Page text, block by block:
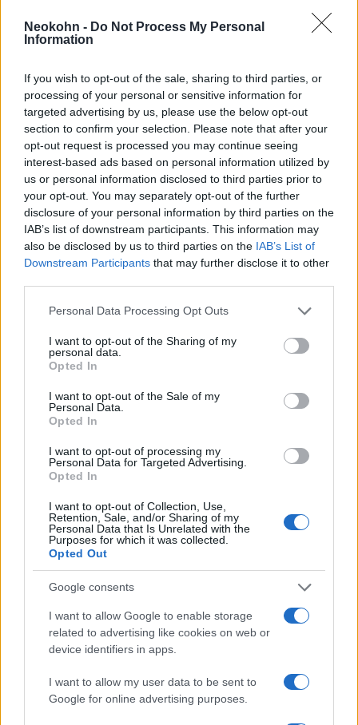
Neokohn - Do Not Process My Personal
Information
If you wish to opt-out of the sale, sharing to third parties, or
processing of your personal or sensitive information for
targeted advertising by us, please use the below opt-out
section to confirm your selection. Please note that after your
opt-out request is processed you may continue seeing
interest-based ads based on personal information utilized by
us or personal information disclosed to third parties prior to
your opt-out. You may separately opt-out of the further
disclosure of your personal information by third parties on the
IAB’s list of downstream participants. This information may
also be disclosed by us to third parties on the IAB’s List of
Downstream Participants that may further disclose it to other
Please note that this website/app uses one or more Google
not limited to your visit or usage behaviour. You may click to
grant or deny consent to Google and its third-party tags to
use your data for below specified purposes in below Google
consent section.
Personal Data Processing Opt Outs
I want to opt-out of the Sharing of my
personal data.
Opted In
I want to opt-out of the Sale of my
Personal Data.
Opted In
I want to opt-out of processing my
Personal Data for Targeted Advertising.
Opted In
I want to opt-out of Collection, Use,
Retention, Sale, and/or Sharing of my
Personal Data that Is Unrelated with the
Purposes for which it was collected.
Opted Out
Google consents
I want to allow Google to enable storage
related to advertising like cookies on web or
device identifiers in apps.
I want to allow my user data to be sent to
Google for online advertising purposes.
– hangsúlyozta Lavrov.
Oroszország Ukrajna miatt zárta ki a
tárgyalások lehetőségét
Azt mondta, Moszkva és Peking
együttműködése szépen alakul, amely nem
egy szövetség,
„de erősebb egy szövetségnél. A
kétoldalú kapcsolatot bizalom-
és tiszteletteljesként jellemezte,
olyannak, amely az érdekek
egyensúlyán alapul.”
Mint mondta, a felek különösen az ENSZ-ben,
a Sanghaji Együttműködési Szervezetben és a
BRICS-ben, valamint Kína Egy övezet, egy út
kezdeményezésén belül koordinálják
tevékenységüket, és közös hadgyakorlatokat
is tartanak. Hibának nevezte az amerikaiak és
az európaiak arra irányuló kísérleteit, hogy
Oroszországot és Kínát egyszerre próbálják
meg feltartóztatni.
„Az Egyesült Államok ezt egyedül